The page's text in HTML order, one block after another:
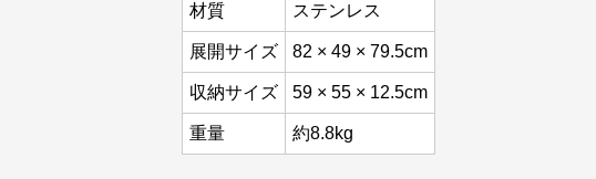
材質 ステンレス
展開サイズ 82 × 49 × 79.5cm
収納サイズ 59 × 55 × 12.5cm
重量 約8.8kg